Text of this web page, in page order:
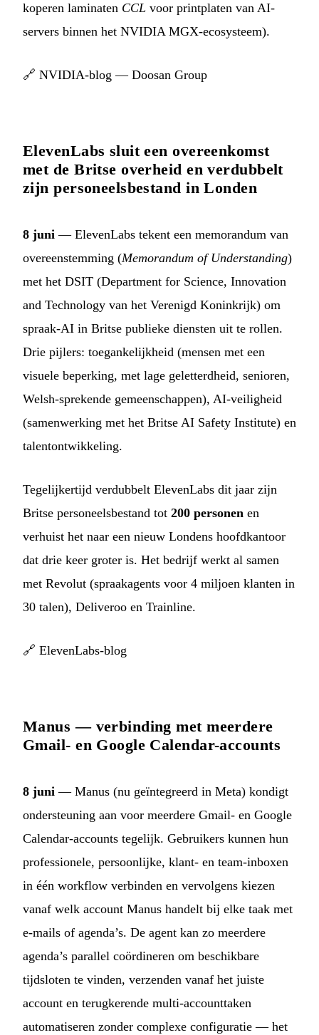
koperen laminaten CCL voor printplaten van AI-
servers binnen het NVIDIA MGX-ecosysteem).
🔗 NVIDIA-blog — Doosan Group
ElevenLabs sluit een overeenkomst
met de Britse overheid en verdubbelt
zijn personeelsbestand in Londen
8 juni — ElevenLabs tekent een memorandum van
overeenstemming (Memorandum of Understanding)
met het DSIT (Department for Science, Innovation
and Technology van het Verenigd Koninkrijk) om
spraak-AI in Britse publieke diensten uit te rollen.
Drie pijlers: toegankelijkheid (mensen met een
visuele beperking, met lage geletterdheid, senioren,
Welsh-sprekende gemeenschappen), AI-veiligheid
(samenwerking met het Britse AI Safety Institute) en
talentontwikkeling.
Tegelijkertijd verdubbelt ElevenLabs dit jaar zijn
Britse personeelsbestand tot 200 personen en
verhuist het naar een nieuw Londens hoofdkantoor
dat drie keer groter is. Het bedrijf werkt al samen
met Revolut (spraakagents voor 4 miljoen klanten in
30 talen), Deliveroo en Trainline.
🔗 ElevenLabs-blog
Manus — verbinding met meerdere
Gmail- en Google Calendar-accounts
8 juni — Manus (nu geïntegreerd in Meta) kondigt
ondersteuning aan voor meerdere Gmail- en Google
Calendar-accounts tegelijk. Gebruikers kunnen hun
professionele, persoonlijke, klant- en team-inboxen
in één workflow verbinden en vervolgens kiezen
vanaf welk account Manus handelt bij elke taak met
e-mails of agenda’s. De agent kan zo meerdere
agenda’s parallel coördineren om beschikbare
tijdsloten te vinden, verzenden vanaf het juiste
account en terugkerende multi-accounttaken
automatiseren zonder complexe configuratie — het